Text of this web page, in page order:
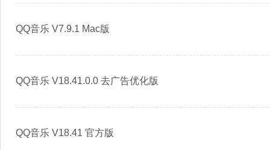
QQ音乐 V7.9.1 Mac版
QQ音乐 V18.41.0.0 去广告优化版
QQ音乐 V18.41 官方版